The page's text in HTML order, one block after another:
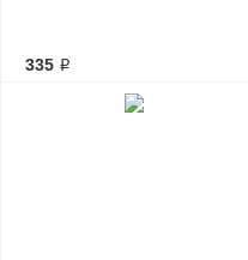
335 ₽